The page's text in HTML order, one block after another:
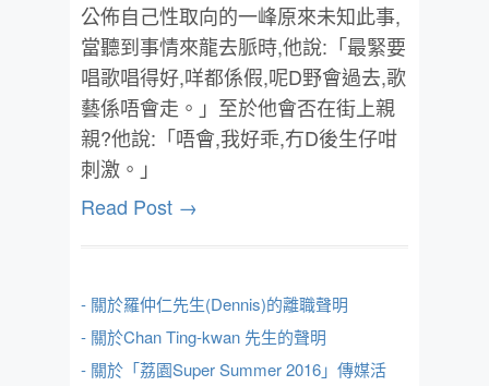
公佈自己性取向的一峰原來未知此事,
當聽到事情來龍去脈時,他說:「最緊要
唱歌唱得好,咩都係假,呢D野會過去,歌
藝係唔會走。」至於他會否在街上親
親?他說:「唔會,我好乖,冇D後生仔咁
刺激。」
Read Post →
- 關於羅仲仁先生(Dennis)的離職聲明
- 關於Chan Ting-kwan 先生的聲明
- 關於「荔園Super Summer 2016」傳媒活